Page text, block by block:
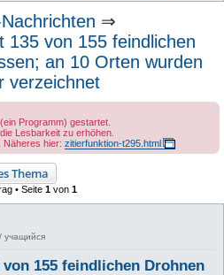
⇒
135 von 155 feindlichen
an 10 Orten wurden
verzeichnet
Programm) gestartet.
Lesbarkeit zu erhöhen.
Näheres hier: zitierfunktion-t295.html
Thema
• Seite 1 von 1
учащийся
155 feindlichen Drohnen